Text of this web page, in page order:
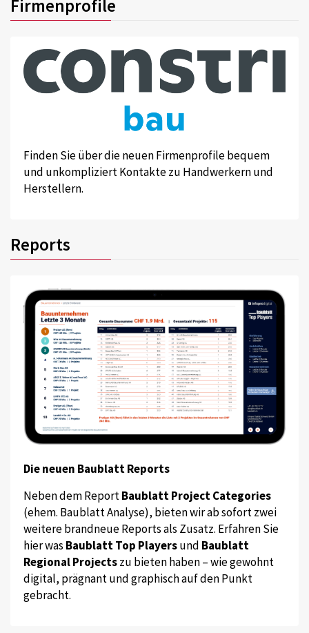
Firmenprofile
Finden Sie über die neuen Firmenprofile bequem
und unkompliziert Kontakte zu Handwerkern und
Herstellern.
Reports
Die neuen Baublatt Reports
Neben dem ReportBaublatt Project Categories
(ehem. Baublatt Analyse), bieten wir ab sofort zwei
weitere brandneue Reports als Zusatz. Erfahren Sie
hier was Baublatt Top Playersund Baublatt
Regional Projectszu bieten haben – wie gewohnt
digital, prägnant und graphisch auf den Punkt
gebracht.